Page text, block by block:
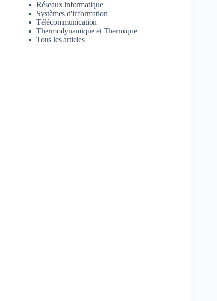
Réseaux informatique
Systèmes d'information
Télécommunication
Thermodynamique et Thermique
Tous les articles